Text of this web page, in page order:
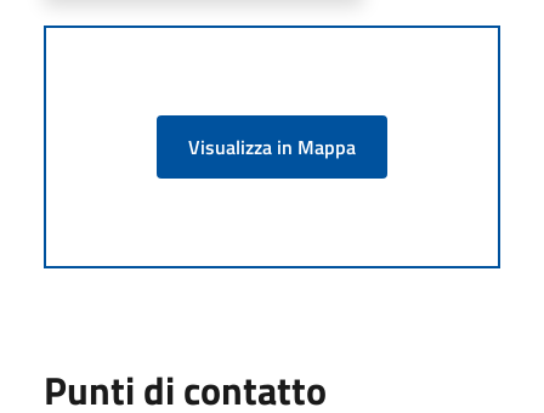
Visualizza in Mappa
Punti di contatto